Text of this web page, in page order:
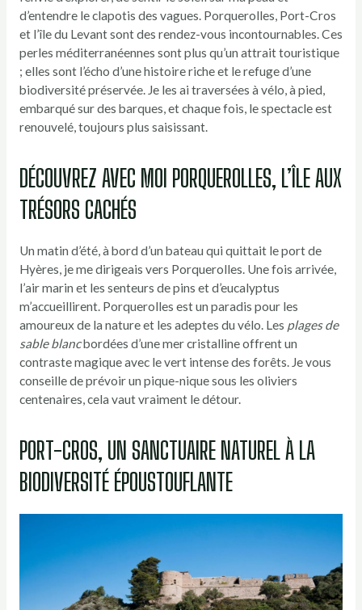
d’entendre le clapotis des vagues. Porquerolles, Port-Cros
et l’île du Levant sont des rendez-vous incontournables. Ces
perles méditerranéennes sont plus qu’un attrait touristique
; elles sont l’écho d’une histoire riche et le refuge d’une
biodiversité préservée. Je les ai traversées à vélo, à pied,
embarqué sur des barques, et chaque fois, le spectacle est
renouvelé, toujours plus saisissant.
DÉCOUVREZ AVEC MOI PORQUEROLLES, L’ÎLE AUX
TRÉSORS CACHÉS
Un matin d’été, à bord d’un bateau qui quittait le port de
Hyères, je me dirigeais vers Porquerolles. Une fois arrivée,
l’air marin et les senteurs de pins et d’eucalyptus
m’accueillirent. Porquerolles est un paradis pour les
amoureux de la nature et les adeptes du vélo. Les plages de
sable blancbordées d’une mer cristalline offrent un
contraste magique avec le vert intense des forêts. Je vous
conseille de prévoir un pique-nique sous les oliviers
centenaires, cela vaut vraiment le détour.
PORT-CROS, UN SANCTUAIRE NATUREL À LA
BIODIVERSITÉ ÉPOUSTOUFLANTE